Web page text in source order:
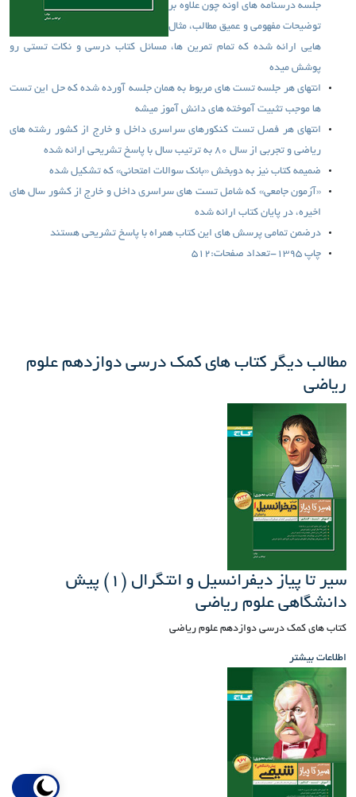
جلسه درسنامه های اونه چون علاوه بر
توضیحات مفهومی و عمیق مطالب، مثال
هایی ارائه شده که تمام تمرین ها، مسائل کتاب درسی و نکات تستی رو
پوشش میده
انتهای هر جلسه تست های مربوط به همان جلسه آورده شده که حل این تست
ها موجب تثبیت آموخته های دانش آموز میشه
انتهای هر فصل تست کنکورهای سراسری داخل و خارج از کشور رشته های
ریاضی و تجربی از سال 80 به ترتیب سال با پاسخ تشریحی ارائه شده
ضمیمه کتاب نیز به دوبخش «بانک سوالات امتحانی» که تشکیل شده
«آزمون جامعی» که شامل تست های سراسری داخل و خارج از کشور سال های
اخیره، در پایان کتاب ارائه شده
درضمن تمامی پرسش های این کتاب همراه با پاسخ تشریحی هستند
چاپ 1395-تعداد صفحات:512
مطالب دیگر کتاب های کمک درسی دوازدهم علوم
ریاضی
سیر تا پیاز دیفرانسیل و انتگرال (1) پیش
دانشگاهی علوم ریاضی
کتاب های کمک درسی دوازدهم علوم ریاضی
اطلاعات بیشتر